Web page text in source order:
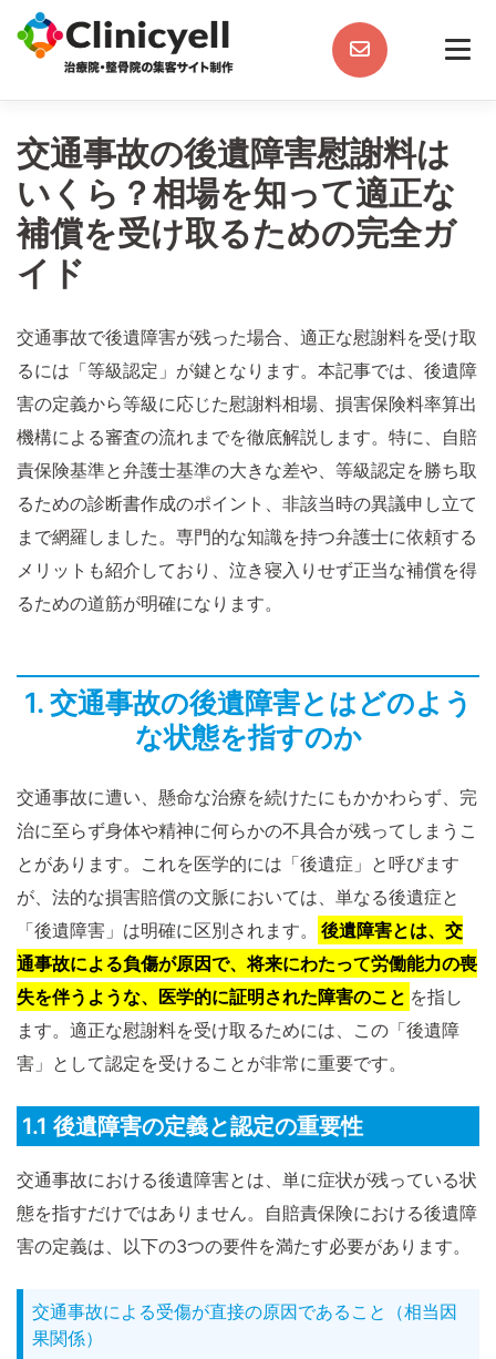
content
交通事故の後遺障害慰謝料は
いくら？相場を知って適正な
補償を受け取るための完全ガ
イド
交通事故で後遺障害が残った場合、適正な慰謝料を受け取
るには「等級認定」が鍵となります。本記事では、後遺障
害の定義から等級に応じた慰謝料相場、損害保険料率算出
機構による審査の流れまでを徹底解説します。特に、自賠
責保険基準と弁護士基準の大きな差や、等級認定を勝ち取
るための診断書作成のポイント、非該当時の異議申し立て
まで網羅しました。専門的な知識を持つ弁護士に依頼する
メリットも紹介しており、泣き寝入りせず正当な補償を得
るための道筋が明確になります。
1. 交通事故の後遺障害とはどのよう
な状態を指すのか
交通事故に遭い、懸命な治療を続けたにもかかわらず、完
治に至らず身体や精神に何らかの不具合が残ってしまうこ
とがあります。これを医学的には「後遺症」と呼びます
が、法的な損害賠償の文脈においては、単なる後遺症と
「後遺障害」は明確に区別されます。
後遺障害とは、交
通事故による負傷が原因で、将来にわたって労働能力の喪
失を伴うような、医学的に証明された障害のこと を指し
ます。適正な慰謝料を受け取るためには、この「後遺障
害」として認定を受けることが非常に重要です。
1.1 後遺障害の定義と認定の重要性
交通事故における後遺障害とは、単に症状が残っている状
態を指すだけではありません。自賠責保険における後遺障
害の定義は、以下の3つの要件を満たす必要があります。
交通事故による受傷が直接の原因であること（相当因
果関係）